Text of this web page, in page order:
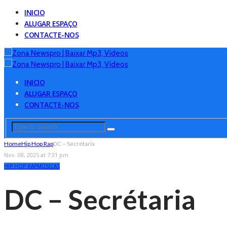
INICIO
ALUGAR ESPAÇO
CONTACTE-NOS
INICIO
ALUGAR ESPAÇO
CONTACTE-NOS
HomeHip Hop RapDC – Secrétaria
Nov. 08, 2025 at 7:31 pm
HIP HOP RAPMÚSICAS
DC – Secrétaria